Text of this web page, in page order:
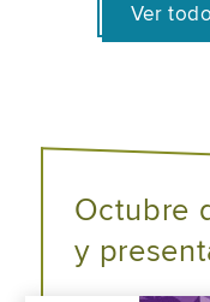
Ver
Octubre
y